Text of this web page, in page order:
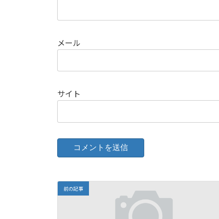
メール
サイト
前の記事